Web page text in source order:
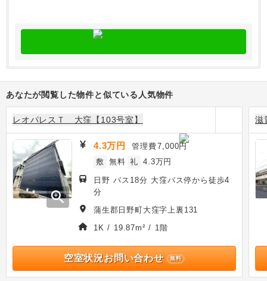
あなたが閲覧した物件と似ている人気物件
レオパレスＴ 大窪【103号室】
zoom_in
4.3万円 管理費7,000円
敷 無料 礼 4.3万円
日野 バス18分 大窪バス停から徒歩4
分
蒲生郡日野町大窪字上裏131
1K / 19.87m² / 1階
空室状況お問い合わせ 無料
滋